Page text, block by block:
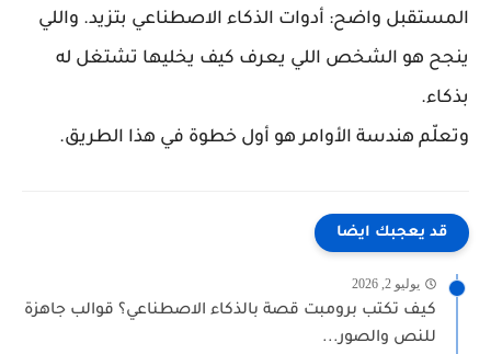
المستقبل واضح: أدوات الذكاء الاصطناعي بتزيد. واللي
ينجح هو الشخص اللي يعرف كيف يخليها تشتغل له
بذكاء.
وتعلّم هندسة الأوامر هو أول خطوة في هذا الطريق.
قد يعجبك ايضا
يوليو 2, 2026
كيف تكتب برومبت قصة بالذكاء الاصطناعي؟ قوالب جاهزة
للنص والصور...